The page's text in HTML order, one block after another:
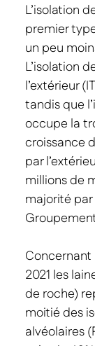
L’isolation
premier
un peu
L’isolation
l’extérieur
tandis que
occupe la
croissance
par
millions de
majorité
2021 les
de roche)
moitié des
alvéolaires